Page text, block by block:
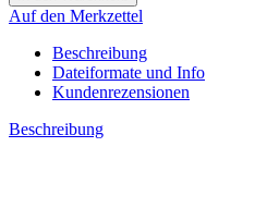
Auf den Merkzettel
Beschreibung
Dateiformate und Info
Kundenrezensionen
Beschreibung